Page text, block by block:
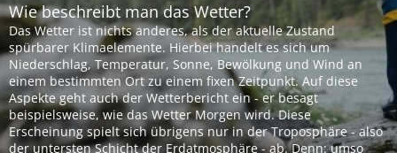
Wie beschreibt man das Wetter?
Das Wetter ist nichts anderes, als der aktuelle Zustand
spürbarer Klimaelemente. Hierbei handelt es sich um
Niederschlag, Temperatur, Sonne, Bewölkung und Wind an
einem bestimmten Ort zu einem fixen Zeitpunkt. Auf diese
Aspekte geht auch der Wetterbericht ein - er besagt
beispielsweise, wie das Wetter Morgen wird. Diese
Erscheinung spielt sich übrigens nur in der Troposphäre - also
der untersten Schicht der Erdatmosphäre - ab. Denn: umso